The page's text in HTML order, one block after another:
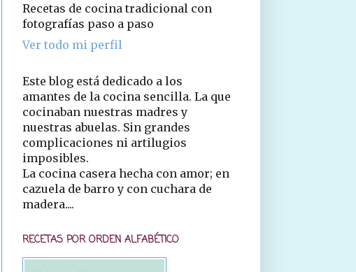
Recetas de cocina tradicional con
fotografías paso a paso
Ver todo mi perfil
Este blog está dedicado a los
amantes de la cocina sencilla. La que
cocinaban nuestras madres y
nuestras abuelas. Sin grandes
complicaciones ni artilugios
imposibles.
La cocina casera hecha con amor; en
cazuela de barro y con cuchara de
madera....
RECETAS POR ORDEN ALFABÉTICO